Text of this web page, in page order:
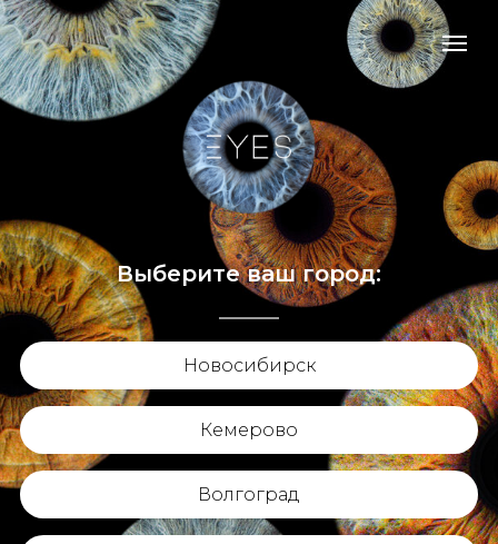
Выберите ваш город:
Новосибирск
Кемерово
Волгоград